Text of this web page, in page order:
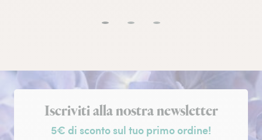
Iscrizione alla newsletter
Iscriviti alla nostra newsletter
5€ di sconto sul tuo primo ordine!